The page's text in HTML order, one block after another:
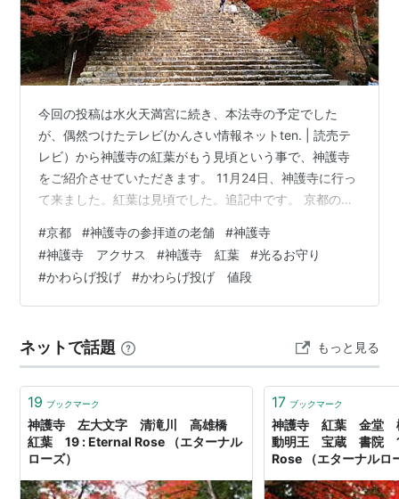
今回の投稿は水火天満宮に続き、本法寺の予定でした
が、偶然つけたテレビ(かんさい情報ネットten. | 読売テ
レビ）から神護寺の紅葉がもう見頃という事で、神護寺
をご紹介させていただきます。 11月24日、神護寺に行っ
て来ました。紅葉は見頃でした。追記中です。 京都の紅
写真から見ると高雄の神護寺は11月23日、既に見頃でし
た。 ちなみに、嵐山も見頃だそうです。昨年、11月27日
に嵐山と嵯峨野をめぐりましたが、紅葉が見頃でした。
今年の紅葉は猛暑の影響で少し遅れるのではと思いまし
は本格的な紅葉シーズ…
#京都 #神護寺の参拝道の老舗 #神護寺
#神護寺 アクサス #神護寺 紅葉 #光るお守り
#かわらげ投げ #かわらげ投げ 値段
ネットで話題 もっと見る
19 ブックマーク
神護寺 左大文字 清滝川 高雄橋
紅葉 19 : Eternal Rose （エターナル
ローズ）
17 ブックマーク
神護寺 紅葉 金堂
動明王 宝蔵 書院
Rose （エターナルロ